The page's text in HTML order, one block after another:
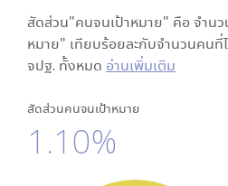
สัดส่วน"คนจนเป้าหมาย" คือ จำน
หมาย" เทียบร้อยละกับจำนวนคนที่
จปฐ. ทั้งหมด อ่านเพิ่มเติม
สัดส่วนคนจนเป้าหมาย
1.10%